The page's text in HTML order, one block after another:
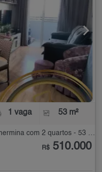
1 vaga 53 m²
R$ 510.000